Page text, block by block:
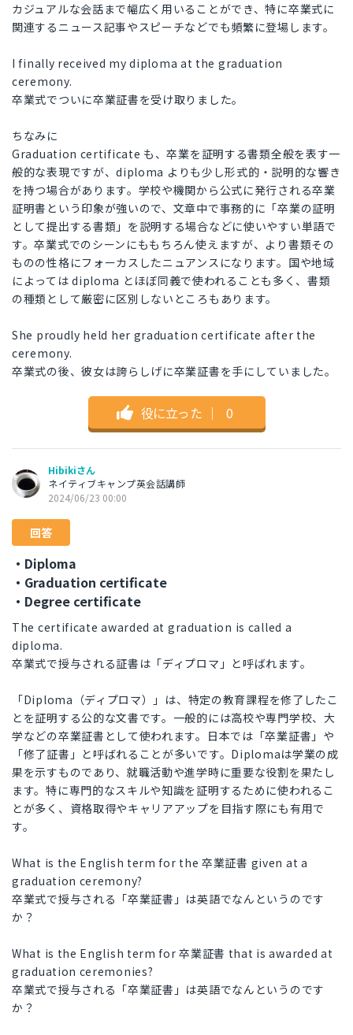
カジュアルな会話まで幅広く用いることができ、特に卒業式に
関連するニュース記事やスピーチなどでも頻繁に登場します。
I finally received my diploma at the graduation
ceremony.
卒業式でついに卒業証書を受け取りました。
ちなみに
Graduation certificate も、卒業を証明する書類全般を表す一
般的な表現ですが、diploma よりも少し形式的・説明的な響き
を持つ場合があります。学校や機関から公式に発行される卒業
証明書という印象が強いので、文章中で事務的に「卒業の証明
として提出する書類」を説明する場合などに使いやすい単語で
す。卒業式でのシーンにももちろん使えますが、より書類その
ものの性格にフォーカスしたニュアンスになります。国や地域
によっては diploma とほぼ同義で使われることも多く、書類
の種類として厳密に区別しないところもあります。
She proudly held her graduation certificate after the
ceremony.
卒業式の後、彼女は誇らしげに卒業証書を手にしていました。
役に立った ｜ 0
Hibikiさん
ネイティブキャンプ英会話講師
2024/06/23 00:00
回答
・Diploma
・Graduation certificate
・Degree certificate
The certificate awarded at graduation is called a
diploma.
卒業式で授与される証書は「ディプロマ」と呼ばれます。
「Diploma（ディプロマ）」は、特定の教育課程を修了したこ
とを証明する公的な文書です。一般的には高校や専門学校、大
学などの卒業証書として使われます。日本では「卒業証書」や
「修了証書」と呼ばれることが多いです。Diplomaは学業の成
果を示すものであり、就職活動や進学時に重要な役割を果たし
ます。特に専門的なスキルや知識を証明するために使われるこ
とが多く、資格取得やキャリアアップを目指す際にも有用で
す。
What is the English term for the 卒業証書 given at a
graduation ceremony?
卒業式で授与される「卒業証書」は英語でなんというのです
か？
What is the English term for 卒業証書 that is awarded at
graduation ceremonies?
卒業式で授与される「卒業証書」は英語でなんというのです
か？